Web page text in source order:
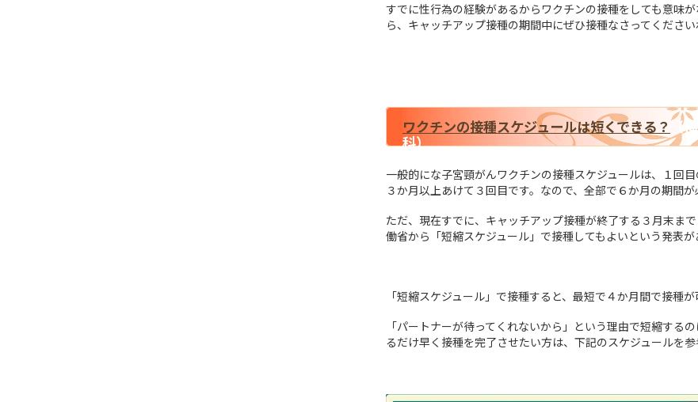
すでに性行為の経験があるからワクチンの接種をしても意味
ら、キャッチアップ接種の期間中にぜひ接種なさってください
ワクチンの接種スケジュールは短くできる？ （
科）
一般的にな子宮頸がんワクチンの接種スケジュールは、１回
３か月以上あけて３回目です。なので、全部で６か月の期間が
ただ、現在すでに、キャッチアップ接種が終了する３月末ま
働省から「短縮スケジュール」で接種してもよいという発表が
「短縮スケジュール」で接種すると、最短で４か月間で接種が
「パートナーが待ってくれないから」という理由で短縮する
るだけ早く接種を完了させたい方は、下記のスケジュールを参